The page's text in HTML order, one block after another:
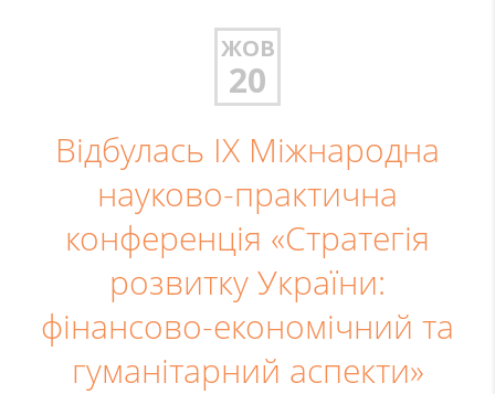
ЖОВ
20
Відбулась ІХ Міжнародна
науково-практична
конференція «Стратегія
розвитку України:
фінансово-економічний та
гуманітарний аспекти»